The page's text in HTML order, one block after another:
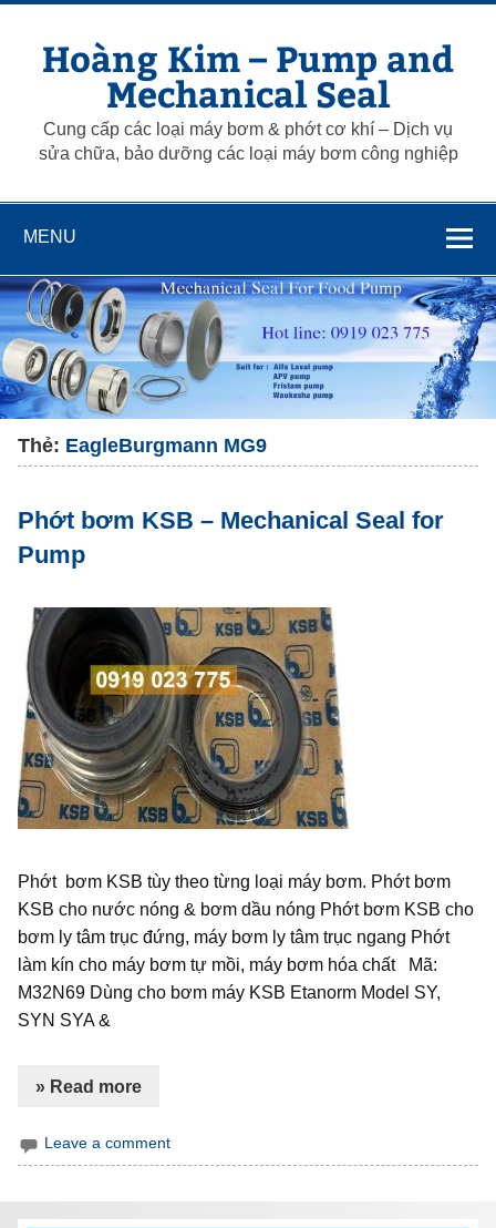
Skip
contentHoàng Kim – Pump and
Mechanical Seal
Cung cấp các loại máy bơm & phớt cơ khí – Dịch vụ
sửa chữa, bảo dưỡng các loại máy bơm công nghiệp
MENU
Thẻ: EagleBurgmann MG9
Phớt bơm KSB – Mechanical Seal for
Pump
Phớt bơm KSB tùy theo từng loại máy bơm. Phớt bơm
KSB cho nước nóng & bơm dầu nóng Phớt bơm KSB cho
bơm ly tâm trục đứng, máy bơm ly tâm trục ngang Phớt
làm kín cho máy bơm tự mồi, máy bơm hóa chất Mã:
M32N69 Dùng cho bơm máy KSB Etanorm Model SY,
SYN SYA &
» Read more
Leave a comment